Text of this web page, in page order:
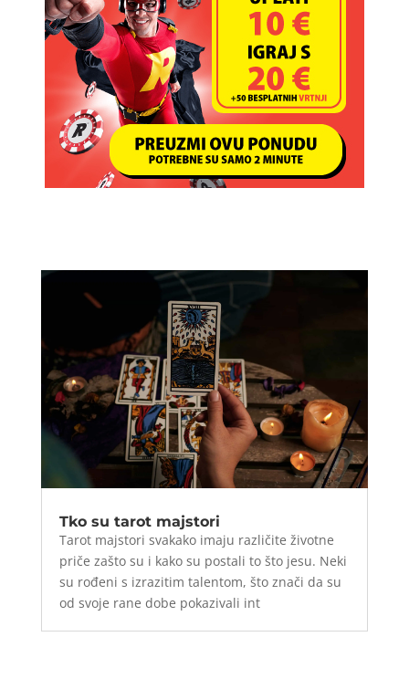
Tko su tarot majstori
Tarot majstori svakako imaju različite životne
priče zašto su i kako su postali to što jesu. Neki
su rođeni s izrazitim talentom, što znači da su
od svoje rane dobe pokazivali int